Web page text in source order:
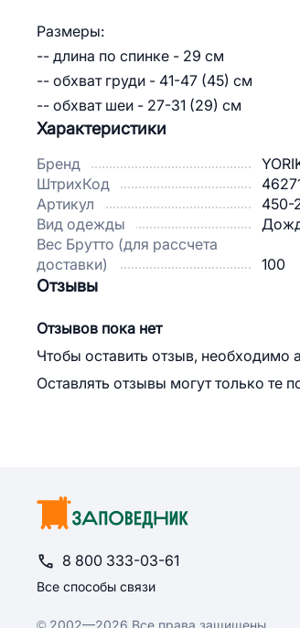
Размеры:
-- длина по спинке - 29 см
-- обхват груди - 41-47 (45) см
-- обхват шеи - 27-31 (29) см
Характеристики
Бренд
ШтрихКод
Артикул
450-
Вид одежды
Вес Брутто (для рассчета
доставки)
100
Отзывы
Отзывов пока нет
Чтобы оставить отзыв, необходимо
Оставлять отзывы могут только те
8 800 333-03-61
Все способы связи